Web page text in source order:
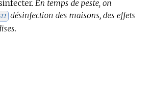
En temps de peste, on
désinfection des maisons, des effets